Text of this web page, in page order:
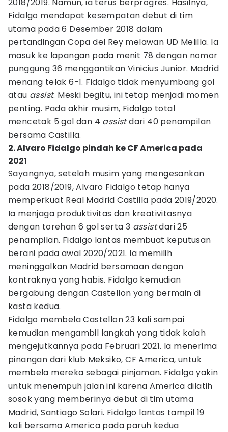
Fidalgo mendapat kesempatan debut di tim
utama pada 6 Desember 2018 dalam
pertandingan Copa del Rey melawan UD Melilla. Ia
masuk ke lapangan pada menit 78 dengan nomor
punggung 36 menggantikan Vinicius Junior. Madrid
menang telak 6-1. Fidalgo tidak menyumbang gol
atau assist. Meski begitu, ini tetap menjadi momen
penting. Pada akhir musim, Fidalgo total
mencetak 5 gol dan 4 assistdari 40 penampilan
bersama Castilla.
2. Alvaro Fidalgo pindah ke CF America pada
2021
Sayangnya, setelah musim yang mengesankan
pada 2018/2019, Alvaro Fidalgo tetap hanya
memperkuat Real Madrid Castilla pada 2019/2020.
Ia menjaga produktivitas dan kreativitasnya
dengan torehan 6 gol serta 3 assistdari 25
penampilan. Fidalgo lantas membuat keputusan
berani pada awal 2020/2021. Ia memilih
meninggalkan Madrid bersamaan dengan
kontraknya yang habis. Fidalgo kemudian
bergabung dengan Castellon yang bermain di
kasta kedua.
Fidalgo membela Castellon 23 kali sampai
kemudian mengambil langkah yang tidak kalah
mengejutkannya pada Februari 2021. Ia menerima
pinangan dari klub Meksiko, CF America, untuk
membela mereka sebagai pinjaman. Fidalgo yakin
untuk menempuh jalan ini karena America dilatih
sosok yang memberinya debut di tim utama
Madrid, Santiago Solari. Fidalgo lantas tampil 19
kali bersama America pada paruh kedua